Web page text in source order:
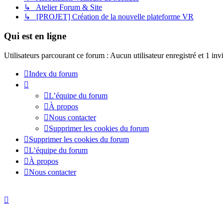
↳ Atelier Forum & Site
↳ [PROJET] Création de la nouvelle plateforme VR
Qui est en ligne
Utilisateurs parcourant ce forum : Aucun utilisateur enregistré et 1
Index du forum
L’équipe du forum
À propos
Nous contacter
Supprimer les cookies du forum
Supprimer les cookies du forum
L’équipe du forum
À propos
Nous contacter